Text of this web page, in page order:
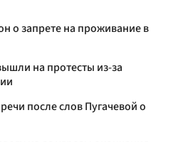
о запрете на проживание в
на протесты из-за
после слов Пугачевой о